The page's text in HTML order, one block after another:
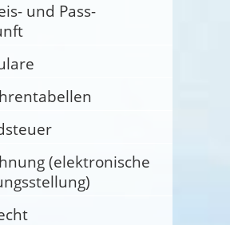
und Pass-
(elektronische